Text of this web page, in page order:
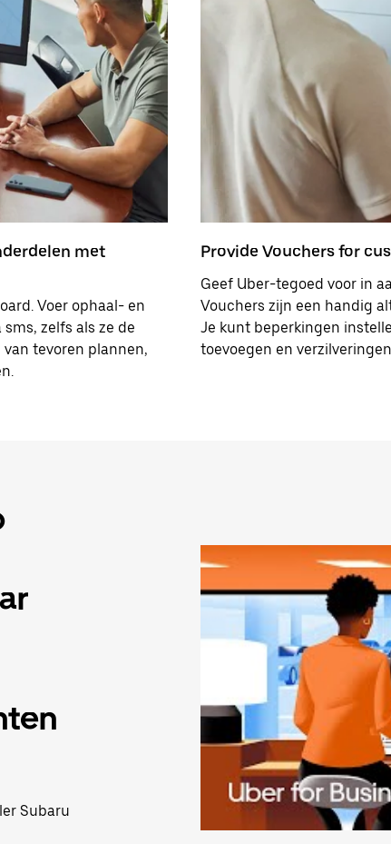
met
Voer ophaal- en
zelfs als ze de
tevoren plannen,
Provide Vouchers for
Geef Uber-tegoed voor in
Vouchers zijn een handig
Je kunt beperkingen
toevoegen en
Subaru